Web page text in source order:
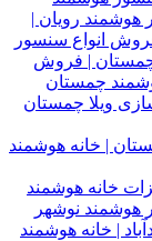
| خانه هوشمند